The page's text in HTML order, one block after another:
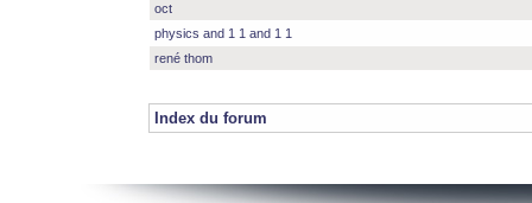
oct
physics and 1 1 and 1 1
rené thom
Index du forum